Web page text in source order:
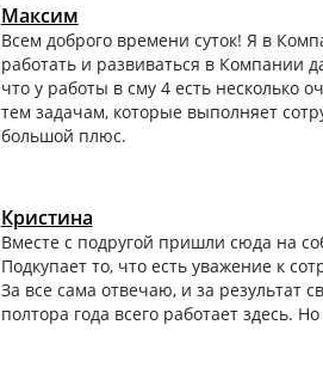
Максим
Всем доброго времени суток! Я в
работать и развиваться в Компании
что у работы в сму 4 есть несколько
тем задачам, которые выполняет
большой плюс.
Кристина
Вместе с подругой пришли сюда на
Подкупает то, что есть уважение к
За все сама отвечаю, и за результат
полтора года всего работает здесь.